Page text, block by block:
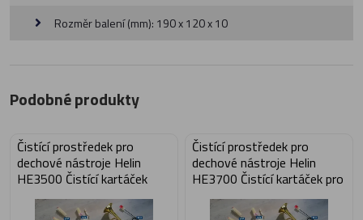
Rozměr balení (mm): 190 x 120 x 10
Podobné produkty
Čistící prostředek pro
dechové nástroje Helin
HE3500 Čistící kartáček
nátrubku velkých žesťů
Čistící prostředek pro
dechové nástroje Helin
HE3700 Čistící kartáček pro
hubičky